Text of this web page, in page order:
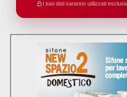
I tuoi dati saranno utilizzati